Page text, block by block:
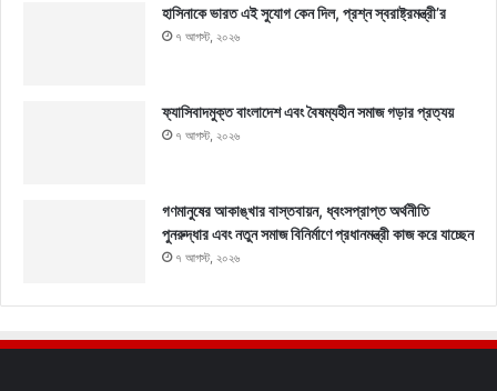
হাসিনাকে ভারত এই সুযোগ কেন দিল, প্রশ্ন স্বরাষ্ট্রমন্ত্রী’র
৭ আগস্ট, ২০২৬
ফ্যাসিবাদমুক্ত বাংলাদেশ এবং বৈষম্যহীন সমাজ গড়ার প্রত্যয়
৭ আগস্ট, ২০২৬
গণমানুষের আকাঙ্খার বাস্তবায়ন, ধ্বংসপ্রাপ্ত অর্থনীতি
পুনরুদ্ধার এবং নতুন সমাজ বিনির্মাণে প্রধানমন্ত্রী কাজ করে যাচ্ছেন
৭ আগস্ট, ২০২৬